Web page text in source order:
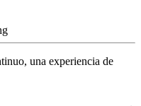
una experiencia de